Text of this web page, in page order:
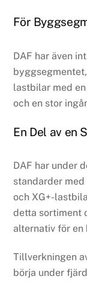
För
DAF har även
lastbilar med
och en stor
En Del av en
DAF har under
standarder med
och XG+-
detta sortiment
alternativ för
Tillverkningen
börja under